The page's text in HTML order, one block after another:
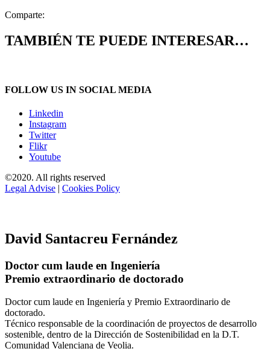
Comparte:
TAMBIÉN TE PUEDE INTERESAR…
FOLLOW US IN SOCIAL MEDIA
Linkedin
Instagram
Twitter
Flikr
Youtube
©2020. All rights reserved
Legal Advise | Cookies Policy
David Santacreu Fernández
Doctor cum laude en Ingeniería
Premio extraordinario de doctorado
Doctor cum laude en Ingeniería y Premio Extraordinario de
doctorado.
Técnico responsable de la coordinación de proyectos de desarrollo
sostenible, dentro de la Dirección de Sostenibilidad en la D.T.
Comunidad Valenciana de Veolia.